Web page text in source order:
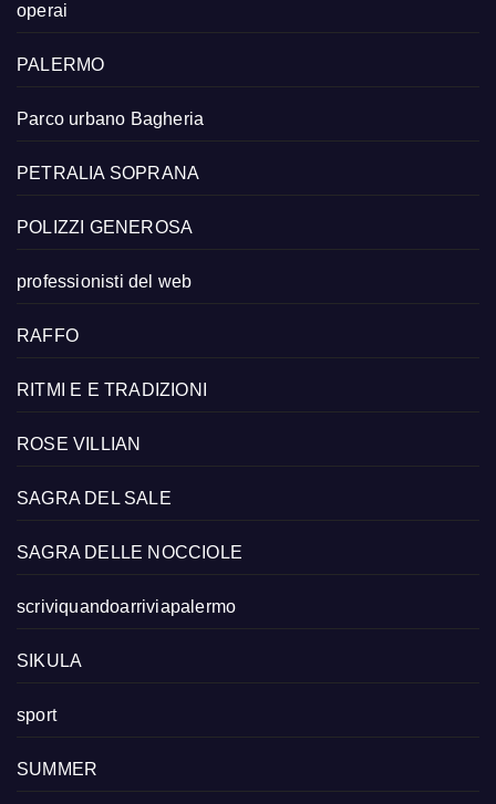
operai
PALERMO
Parco urbano Bagheria
PETRALIA SOPRANA
POLIZZI GENEROSA
professionisti del web
RAFFO
RITMI E E TRADIZIONI
ROSE VILLIAN
SAGRA DEL SALE
SAGRA DELLE NOCCIOLE
scriviquandoarriviapalermo
SIKULA
sport
SUMMER